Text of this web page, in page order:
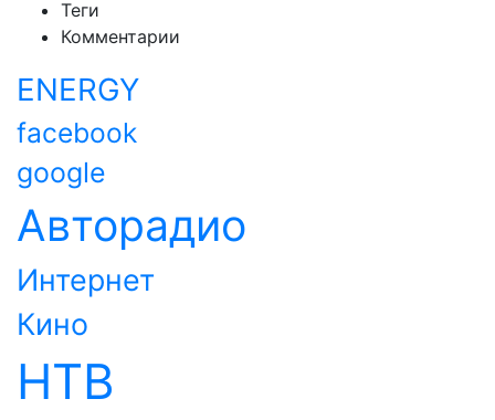
Теги
Комментарии
ENERGY
facebook
google
Авторадио
Интернет
Кино
НТВ